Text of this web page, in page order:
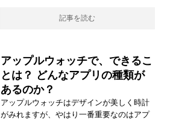
記事を読む
アップルウォッチで、できるこ
とは？ どんなアプリの種類が
あるのか？
アップルウォッチはデザインが美しく時計
がみれますが、やはり一番重要なのはアプ